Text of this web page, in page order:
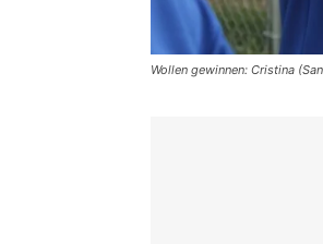
Wollen gewinnen: Cristina